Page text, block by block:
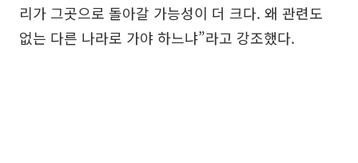
리가 그곳으로 돌아갈 가능성이 더 크다. 왜 관련도
없는 다른 나라로 가야 하느냐”라고 강조했다.